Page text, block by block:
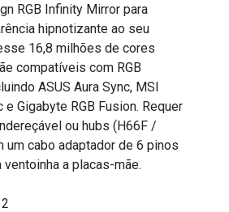
RGB Infinity Mirror para
hipnotizante ao seu
16,8 milhões de cores
compatíveis com RGB
ASUS Aura Sync, MSI
Gigabyte RGB Fusion. Requer
ou hubs (H66F /
um cabo adaptador de 6 pinos
ventoinha a placas-mãe.